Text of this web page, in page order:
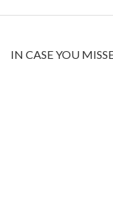
IN CASE YOU